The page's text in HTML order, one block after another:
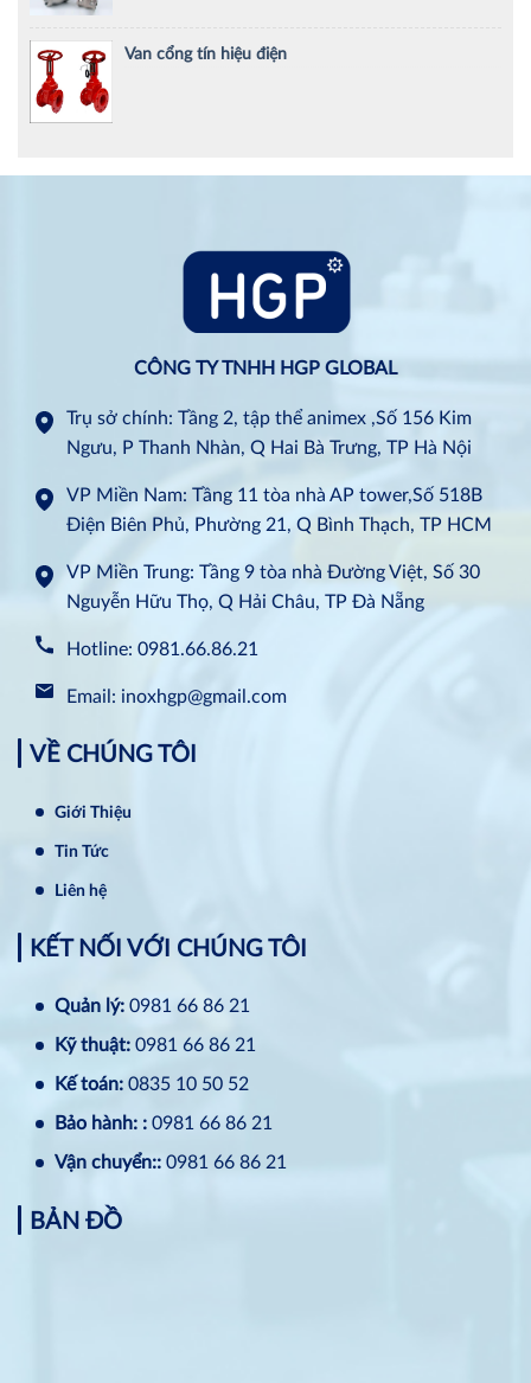
Van cổng tín hiệu điện
CÔNG TY TNHH HGP GLOBAL
Trụ sở chính: Tầng 2, tập thể animex ,Số 156 Kim
Ngưu, P Thanh Nhàn, Q Hai Bà Trưng, TP Hà Nội
VP Miền Nam: Tầng 11 tòa nhà AP tower,Số 518B
Điện Biên Phủ, Phường 21, Q Bình Thạch, TP HCM
VP Miền Trung: Tầng 9 tòa nhà Đường Việt, Số 30
Nguyễn Hữu Thọ, Q Hải Châu, TP Đà Nẵng
Hotline: 0981.66.86.21
Email: inoxhgp@gmail.com
VỀ CHÚNG TÔI
Giới Thiệu
Tin Tức
Liên hệ
KẾT NỐI VỚI CHÚNG TÔI
Quản lý: 0981 66 86 21
Kỹ thuật: 0981 66 86 21
Kế toán: 0835 10 50 52
Bảo hành: : 0981 66 86 21
Vận chuyển:: 0981 66 86 21
BẢN ĐỒ